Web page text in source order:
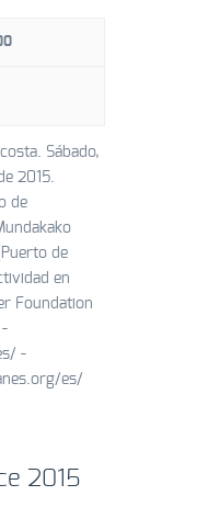
Sábado,
2015.
de
de
en
Foundation
-
-
es/
2015